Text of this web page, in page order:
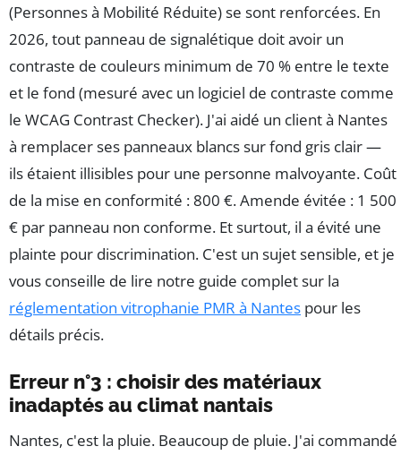
(Personnes à Mobilité Réduite) se sont renforcées. En
2026, tout panneau de signalétique doit avoir un
contraste de couleurs minimum de 70 % entre le texte
et le fond (mesuré avec un logiciel de contraste comme
le WCAG Contrast Checker). J'ai aidé un client à Nantes
à remplacer ses panneaux blancs sur fond gris clair —
ils étaient illisibles pour une personne malvoyante. Coût
de la mise en conformité : 800 €. Amende évitée : 1 500
€ par panneau non conforme. Et surtout, il a évité une
plainte pour discrimination. C'est un sujet sensible, et je
vous conseille de lire notre guide complet sur la
réglementation vitrophanie PMR à Nantes pour les
détails précis.
Erreur n°3 : choisir des matériaux
inadaptés au climat nantais
Nantes, c'est la pluie. Beaucoup de pluie. J'ai commandé